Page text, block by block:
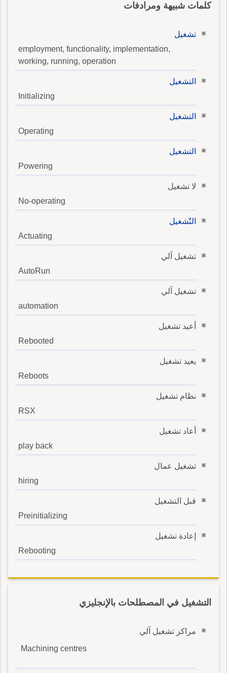
كلمات شبيهة ومرادفات
تشغيل
employment, functionality, implementation,
working, running, operation
التشغيل
Initializing
التشغيل
Operating
التشغيل
Powering
لا تشغيل
No-operating
التّشغيل
Actuating
تشغيل آلي
AutoRun
تشغيل آلي
automation
أعيد تشغيل
Rebooted
يعيد تشغيل
Reboots
نظام تشغيل
RSX
أعاد تشغيل
play back
تشغيل عمال
hiring
قبل التشغيل
Preinitializing
إعادة تشغيل
Rebooting
التشغيل في المصطلحات بالإنجليزي
مراكز تشغيل آلي
Machining centres